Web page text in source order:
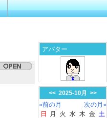
アバター
<< 2025-10月 >>
«前の月
次の月»
日
月 火 水 木 金 土